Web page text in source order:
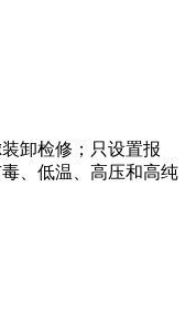
卸检修；只设置报
、低温、高压和高纯